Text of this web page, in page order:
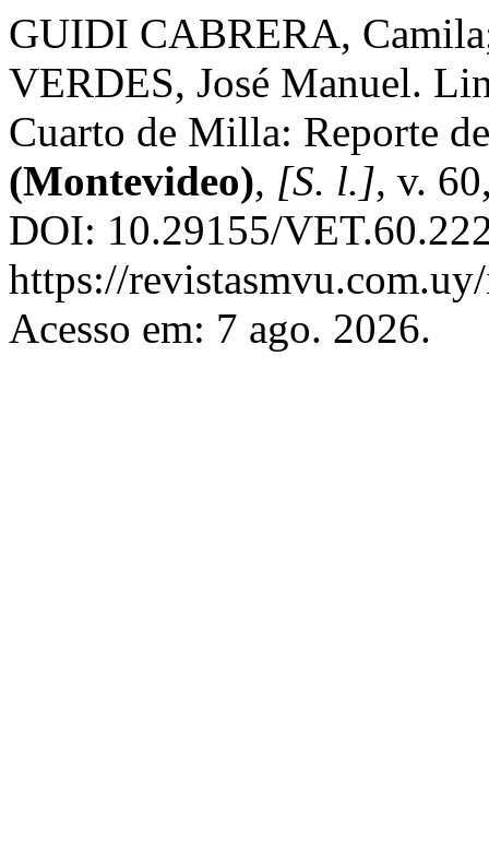
GUIDI CABRERA,
VERDES, José Manuel.
Cuarto de Milla: Reporte
(Montevideo), [S. l.], v.
DOI: 10.29155/
https://
Acesso em: 7 ago. 2026.